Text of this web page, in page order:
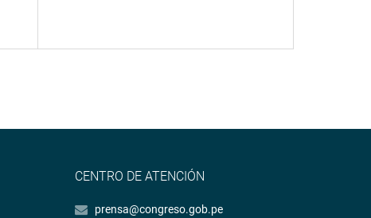
CENTRO DE ATENCIÓN
prensa@congreso.gob.pe